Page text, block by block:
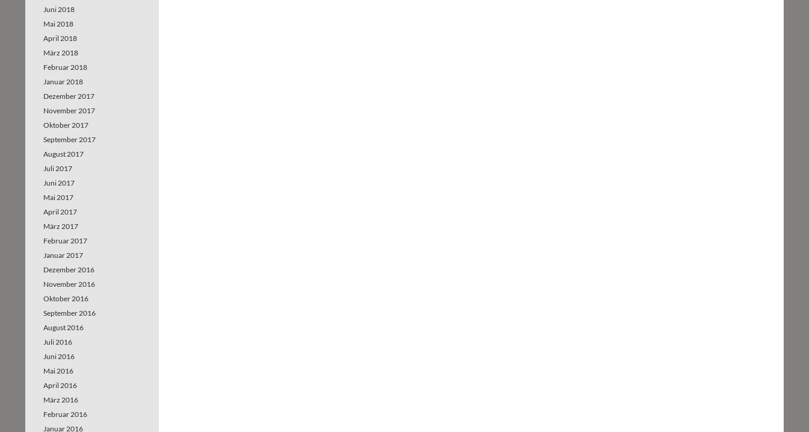
Juni 2018
Mai 2018
April 2018
März 2018
Februar 2018
Januar 2018
Dezember 2017
November 2017
Oktober 2017
September 2017
August 2017
Juli 2017
Juni 2017
Mai 2017
April 2017
März 2017
Februar 2017
Januar 2017
Dezember 2016
November 2016
Oktober 2016
September 2016
August 2016
Juli 2016
Juni 2016
Mai 2016
April 2016
März 2016
Februar 2016
Januar 2016